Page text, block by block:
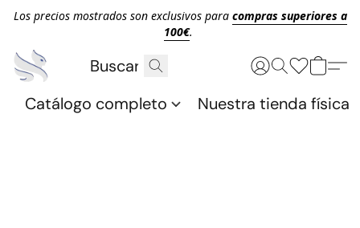
Los precios mostrados son exclusivos para compras superiores a
100€.
Catálogo completo Nuestra tienda física